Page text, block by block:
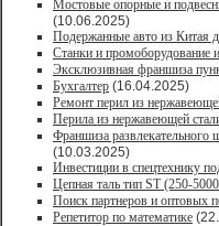
Мостовые опорные и
(10.06.2025)
Подержанные авто из Китая
Станки и промоборудование
Эксклюзивная франшиза
Бухгалтер (16.04.2025)
Ремонт перил из
Перила из нержавеющей
Франшиза
(10.03.2025)
Инвестиции в спецтехнику
Цепная таль тип ST (250-
Поиск партнеров и оптовых
Репетитор по математике